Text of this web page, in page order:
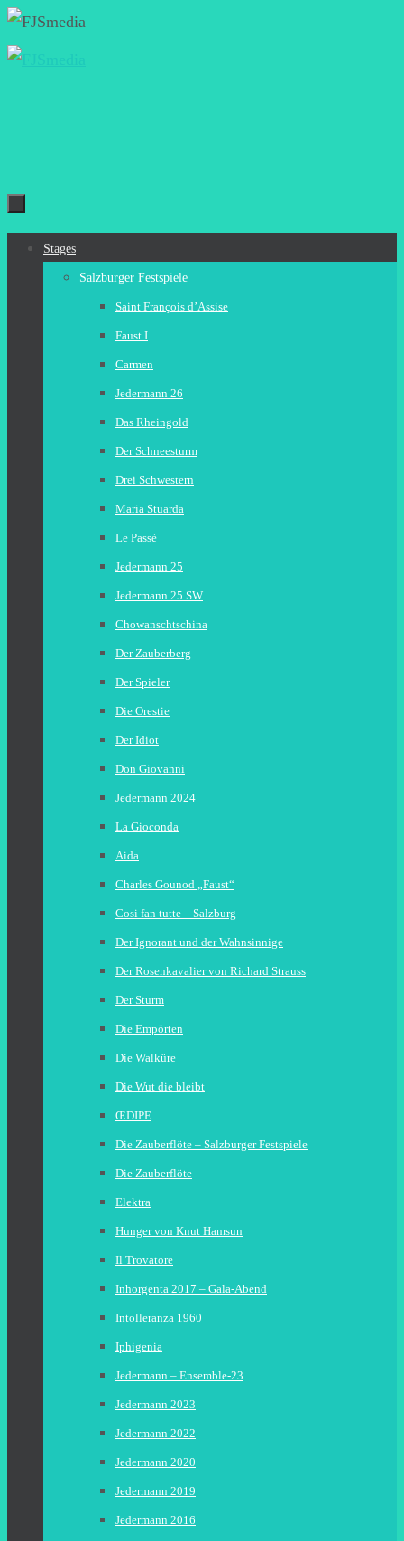
Zum
Inhalt
Zum
Stages
Salzburger Festspiele
Saint François d’Assise
Faust I
Carmen
Jedermann 26
Das Rheingold
Der Schneesturm
Drei Schwestern
Maria Stuarda
Le Passè
Jedermann 25
Jedermann 25 SW
Chowanschtschina
Der Zauberberg
Der Spieler
Die Orestie
Der Idiot
Don Giovanni
Jedermann 2024
La Gioconda
Aida
Charles Gounod „Faust“
Cosi fan tutte – Salzburg
Der Ignorant und der Wahnsinnige
Der Rosenkavalier von Richard Strauss
Der Sturm
Die Empörten
Die Walküre
Die Wut die bleibt
ŒDIPE
Die Zauberflöte – Salzburger Festspiele
Die Zauberflöte
Elektra
Hunger von Knut Hamsun
Il Trovatore
Inhorgenta 2017 – Gala-Abend
Intolleranza 1960
Iphigenia
Jedermann – Ensemble-23
Jedermann 2023
Jedermann 2022
Jedermann 2020
Jedermann 2019
Jedermann 2016